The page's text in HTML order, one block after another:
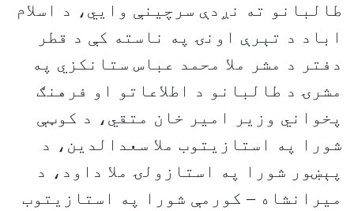
طالبانو ته نږدې سرچینې وايي، د اسلام
اباد د تېرې اونۍ په ناسته کې د قطر
دفتر د مشر ملا محمد عباس ستانکزي په
مشرۍ د طالبانو د اطلاعاتو او فرهنګ
پخواني وزیر امیر خان متقي، د کوټې
شورا په استازیتوب ملا سعدالدین، د
پېښور شورا په استازولۍ ملا داود، د
میرانشاه – کورمې شورا په استازیتوب